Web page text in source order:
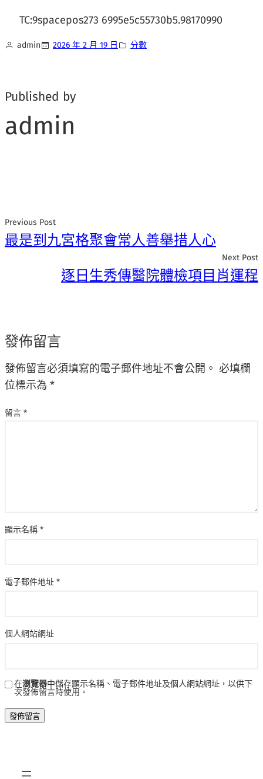
TC:9spacepos273 6995e5c55730b5.98170990
admin 2026 年 2 月 19 日 分數
Published by
admin
Previous Post
最是到九宮格聚會常人善舉措人心
Next Post
逐日生秀傳醫院體檢項目肖運程
發佈留言
發佈留言必須填寫的電子郵件地址不會公開。 必填欄
位標示為 *
留言 *
顯示名稱 *
電子郵件地址 *
個人網站網址
在瀏覽器中儲存顯示名稱、電子郵件地址及個人網站網址，以供下
次發佈留言時使用。